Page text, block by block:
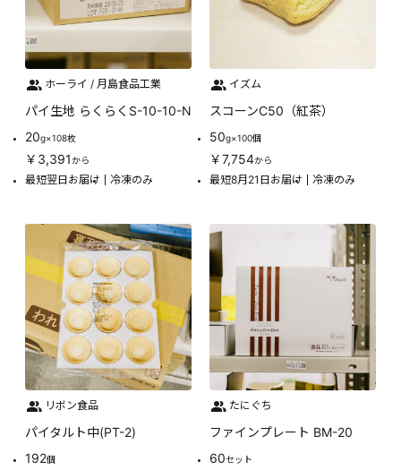
ホーライ / 月島食品工業
パイ生地 らくらくS-10-10-N
20g×108枚
￥3,391から
最短翌日お届け 冷凍のみ
イズム
スコーンC50（紅茶）
50g×100個
￥7,754から
最短8月21日お届け 冷凍のみ
リボン食品
パイタルト中(PT-2)
192個
たにぐち
ファインプレート BM-20
60セット